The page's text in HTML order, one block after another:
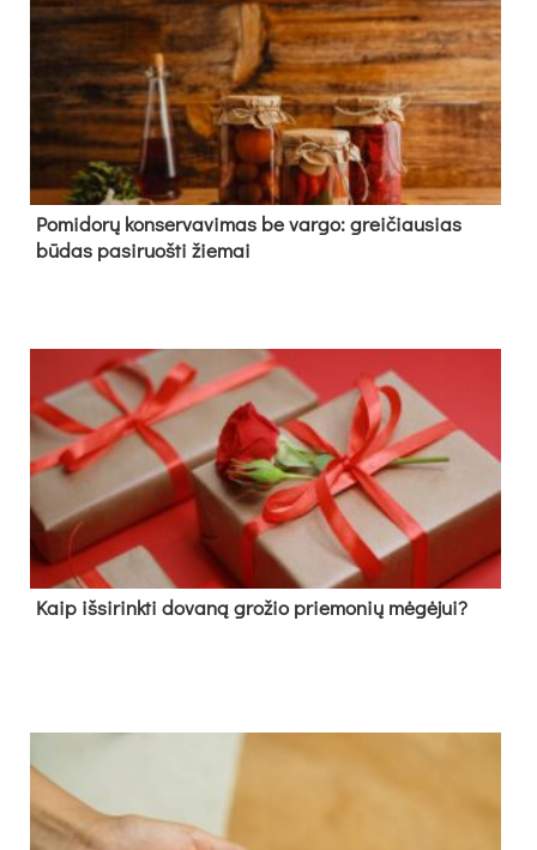
Pomidorų konservavimas be vargo: greičiausias
būdas pasiruošti žiemai
Kaip išsirinkti dovaną grožio priemonių mėgėjui?